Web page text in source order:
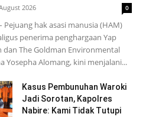
2026 0
– Pejuang hak asasi manusia (HAM)
penerima penghargaan Yap
dan The Goldman Environmental
Yosepha Alomang, kini menjalani...
Kasus Pembunuhan Waroki
Jadi Sorotan, Kapolres
Nabire: Kami Tidak Tutupi